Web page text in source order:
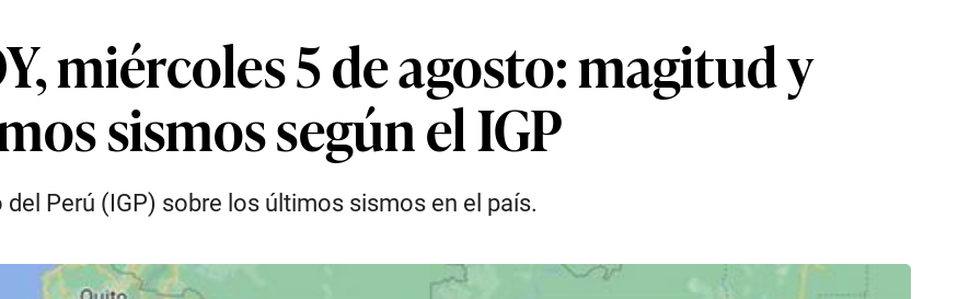
miércoles 5 de agosto: magitud y
sismos según el IGP
Perú (IGP) sobre los últimos sismos en el país.